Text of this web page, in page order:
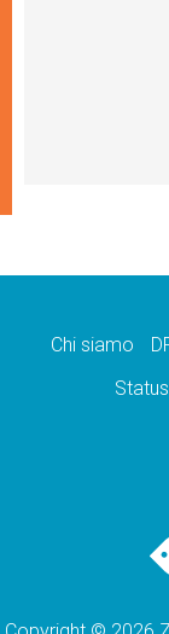
Chi siamo